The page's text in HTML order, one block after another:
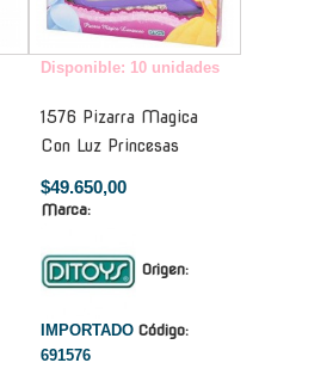
Disponible: 10 unidades
1576 Pizarra Magica
Con Luz Princesas
$49.650,00
Marca:
Origen:
IMPORTADO Código:
691576